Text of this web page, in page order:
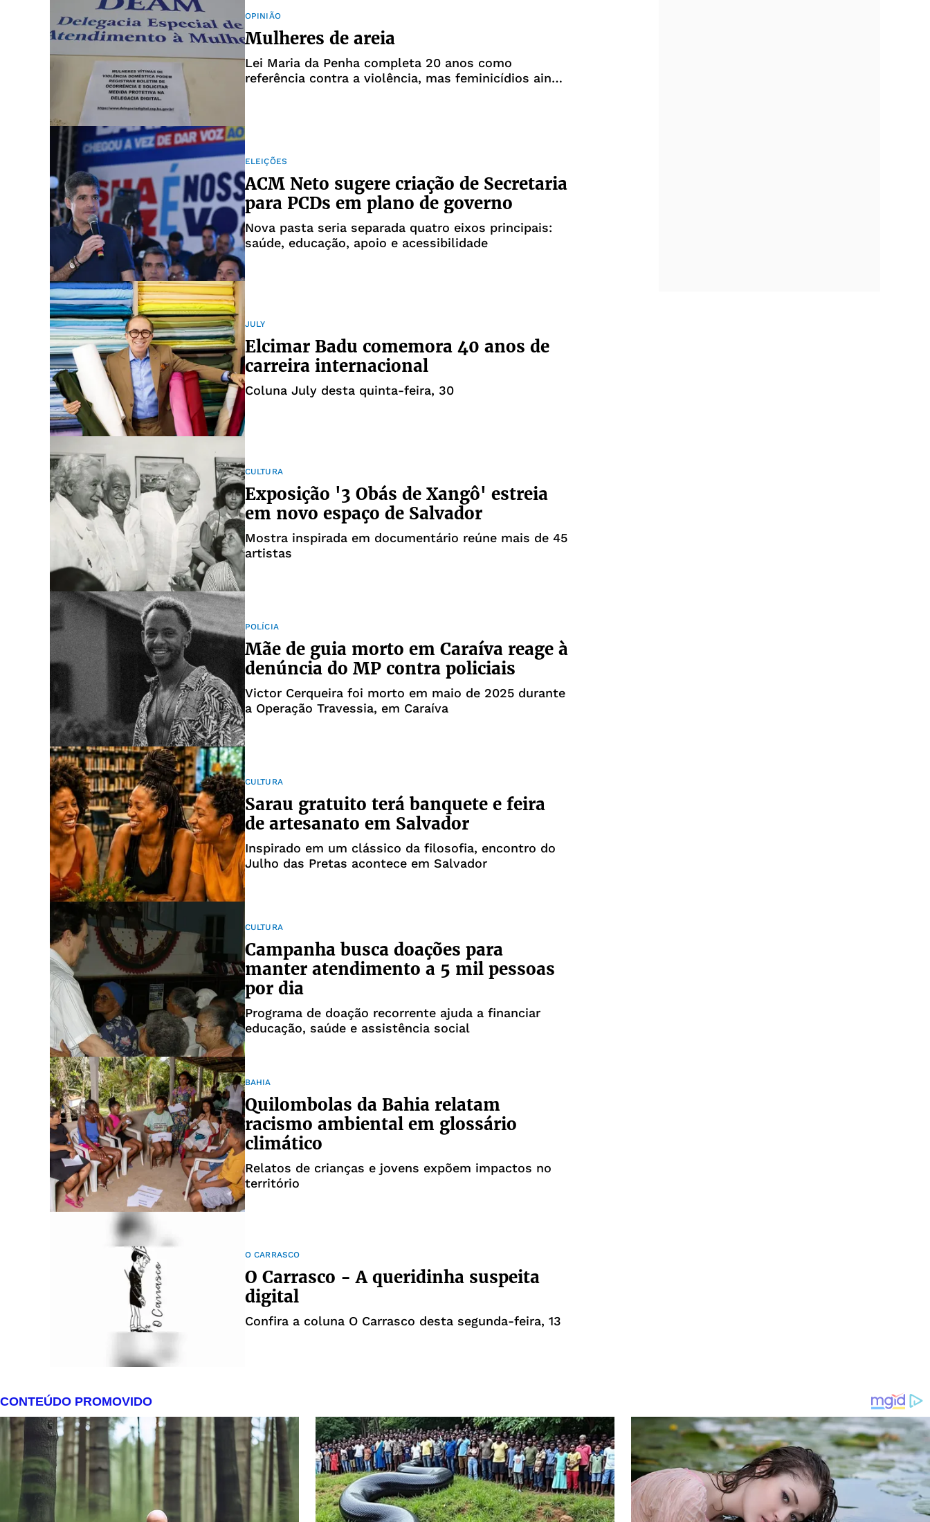
OPINIÃO
Mulheres de areia
Lei Maria da Penha completa 20 anos como
referência contra a violência, mas feminicídios ainda
ELEIÇÕES
ACM Neto sugere criação de Secretaria
para PCDs em plano de governo
Nova pasta seria separada quatro eixos principais:
saúde, educação, apoio e acessibilidade
JULY
Elcimar Badu comemora 40 anos de
carreira internacional
Coluna July desta quinta-feira, 30
CULTURA
Exposição '3 Obás de Xangô' estreia
em novo espaço de Salvador
Mostra inspirada em documentário reúne mais de 45
artistas
POLÍCIA
Mãe de guia morto em Caraíva reage à
denúncia do MP contra policiais
Victor Cerqueira foi morto em maio de 2025 durante
a Operação Travessia, em Caraíva
CULTURA
Sarau gratuito terá banquete e feira
de artesanato em Salvador
Inspirado em um clássico da filosofia, encontro do
Julho das Pretas acontece em Salvador
CULTURA
Campanha busca doações para
manter atendimento a 5 mil pessoas
por dia
Programa de doação recorrente ajuda a financiar
educação, saúde e assistência social
BAHIA
Quilombolas da Bahia relatam
racismo ambiental em glossário
climático
Relatos de crianças e jovens expõem impactos no
território
O CARRASCO
O Carrasco - A queridinha suspeita
digital
Confira a coluna O Carrasco desta segunda-feira, 13